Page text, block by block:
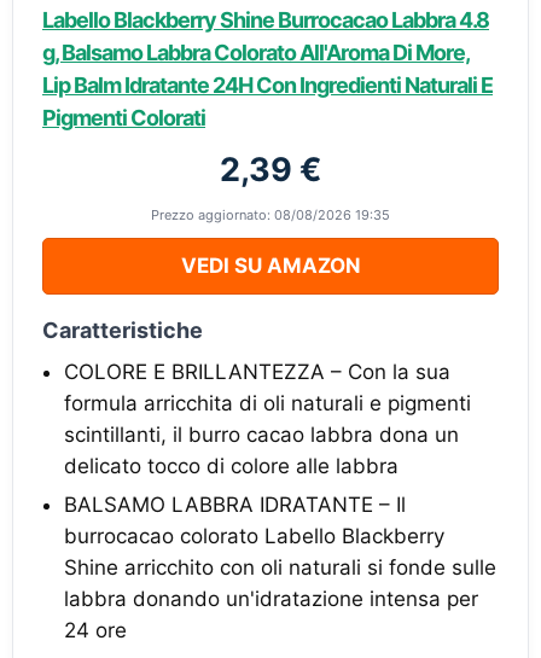
Labello Blackberry Shine Burrocacao Labbra 4.8
g, Balsamo Labbra Colorato All'Aroma Di More,
Lip Balm Idratante 24H Con Ingredienti Naturali E
Pigmenti Colorati
2,39 €
Prezzo aggiornato: 08/08/2026 19:35
VEDI SU AMAZON
Caratteristiche
COLORE E BRILLANTEZZA – Con la sua
formula arricchita di oli naturali e pigmenti
scintillanti, il burro cacao labbra dona un
delicato tocco di colore alle labbra
BALSAMO LABBRA IDRATANTE – Il
burrocacao colorato Labello Blackberry
Shine arricchito con oli naturali si fonde sulle
labbra donando un'idratazione intensa per
24 ore